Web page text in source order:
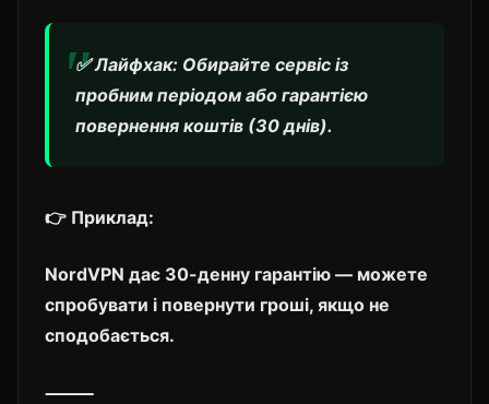
✅ Лайфхак: Обирайте сервіс із
пробним періодом або гарантією
повернення коштів (30 днів).
👉 Приклад:
NordVPN дає 30-денну гарантію — можете
спробувати і повернути гроші, якщо не
сподобається.
⸻